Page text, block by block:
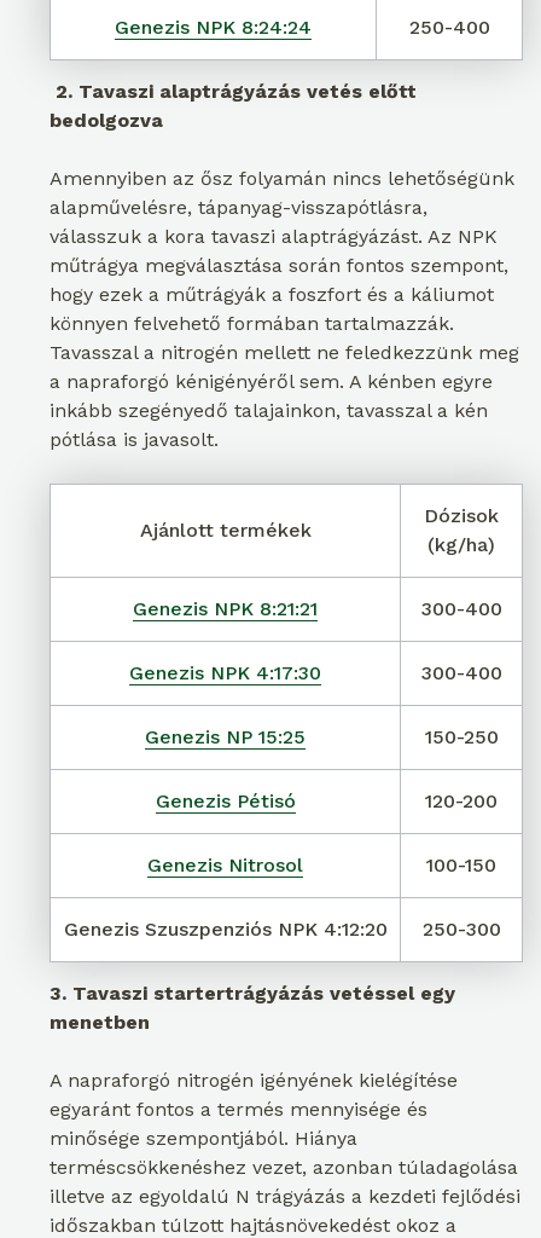
Genezis NPK 8:24:24 250-400
2. Tavaszi alaptrágyázás vetés előtt
bedolgozva
Amennyiben az ősz folyamán nincs lehetőségünk
alapművelésre, tápanyag-visszapótlásra,
válasszuk a kora tavaszi alaptrágyázást. Az NPK
műtrágya megválasztása során fontos szempont,
hogy ezek a műtrágyák a foszfort és a káliumot
könnyen felvehető formában tartalmazzák.
Tavasszal a nitrogén mellett ne feledkezzünk meg
a napraforgó kénigényéről sem. A kénben egyre
inkább szegényedő talajainkon, tavasszal a kén
pótlása is javasolt.
Ajánlott termékek
Dózisok
(kg/ha)
Genezis NPK 8:21:21 300-400
Genezis NPK 4:17:30 300-400
Genezis NP 15:25 150-250
Genezis Pétisó 120-200
Genezis Nitrosol 100-150
Genezis Szuszpenziós NPK 4:12:20 250-300
3. Tavaszi startertrágyázás vetéssel egy
menetben
A napraforgó nitrogén igényének kielégítése
egyaránt fontos a termés mennyisége és
minősége szempontjából. Hiánya
terméscsökkenéshez vezet, azonban túladagolása
illetve az egyoldalú N trágyázás a kezdeti fejlődési
időszakban túlzott hajtásnövekedést okoz a